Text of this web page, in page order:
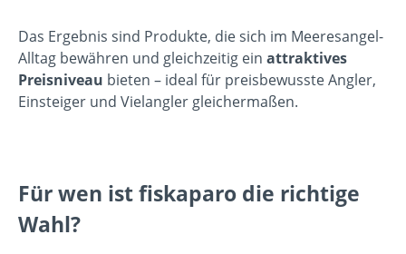
Das Ergebnis sind Produkte, die sich im Meeresangel-
Alltag bewähren und gleichzeitig ein attraktives
Preisniveau bieten – ideal für preisbewusste Angler,
Einsteiger und Vielangler gleichermaßen.
Für wen ist fiskaparo die richtige
Wahl?